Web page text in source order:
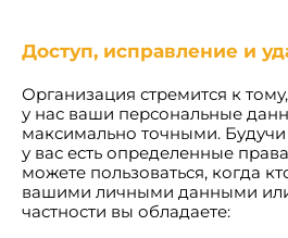
Доступ, исправление и
Организация стремится к
у нас ваши персональные
максимально точными.
у вас есть определенные
можете пользоваться, когда
вашими личными данными
частности вы обладаете: